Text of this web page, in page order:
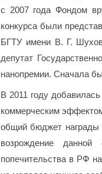
с 2007 года Фондом
конкурса были
БГТУ имени В. Г.
депутат
нанопремии. Сначала
В 2011 году
коммерческим
общий бюджет награды
возрождение данной
попечительства в РФ